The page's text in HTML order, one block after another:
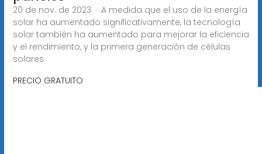
20 de nov. de 2023 · A medida que el uso de la energía
solar ha aumentado significativamente, la tecnología
solar también ha aumentado para mejorar la eficiencia
y el rendimiento, y la primera generación de células
solares
PRECIO GRATUITO